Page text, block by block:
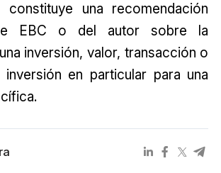
constituye una recomendación
EBC o del autor sobre la
inversión, valor, transacción o
en particular para una